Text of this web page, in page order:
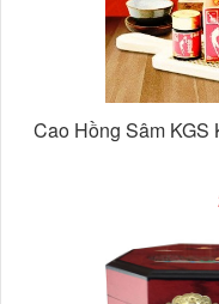
Cao Hồng Sâm KGS